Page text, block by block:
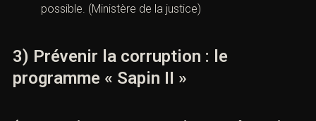
Personnes morales : amende jusqu’à
interdictions d’exercer
mise sous surveillance
Ministère de la justice
3) Prévenir la corruption : le